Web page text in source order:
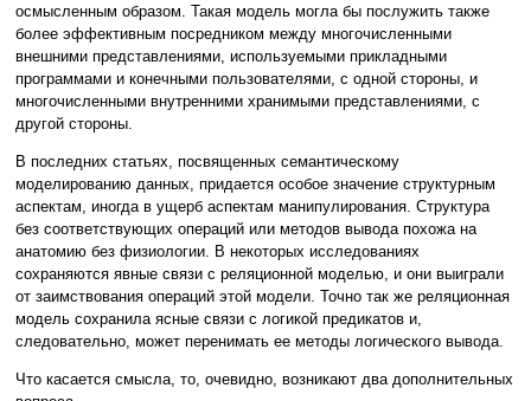
осмысленным образом. Такая модель могла бы послужить также
более эффективным посредником между многочисленными
внешними представлениями, используемыми прикладными
программами и конечными пользователями, с одной стороны, и
многочисленными внутренними хранимыми представлениями, с
другой стороны.
В последних статьях, посвященных семантическому
моделированию данных, придается особое значение структурным
аспектам, иногда в ущерб аспектам манипулирования. Структура
без соответствующих операций или методов вывода похожа на
анатомию без физиологии. В некоторых исследованиях
сохраняются явные связи с реляционной моделью, и они выиграли
от заимствования операций этой модели. Точно так же реляционная
модель сохранила ясные связи с логикой предикатов и,
следовательно, может перенимать ее методы логического вывода.
Что касается смысла, то, очевидно, возникают два дополнительных